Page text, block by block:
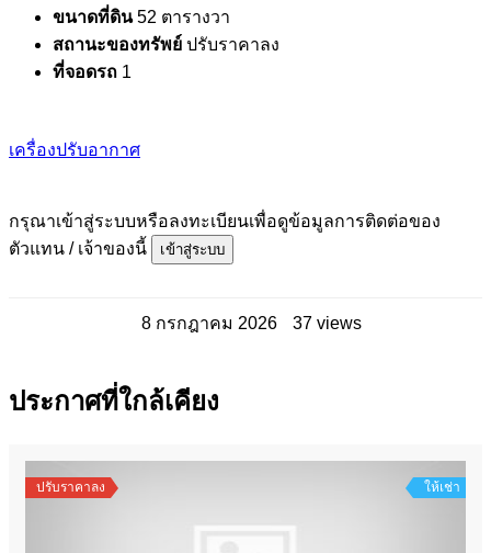
ขนาดที่ดิน 52 ตารางวา
สถานะของทรัพย์ ปรับราคาลง
ที่จอดรถ 1
เครื่องปรับอากาศ
กรุณาเข้าสู่ระบบหรือลงทะเบียนเพื่อดูข้อมูลการติดต่อของ
ตัวแทน / เจ้าของนี้
เข้าสู่ระบบ
8 กรกฎาคม 2026 37 views
ประกาศที่ใกล้เคียง
ปรับราคาลง ให้เช่า